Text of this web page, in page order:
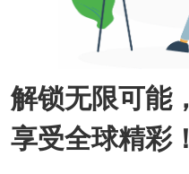
解锁无限可能，
享受全球精彩！